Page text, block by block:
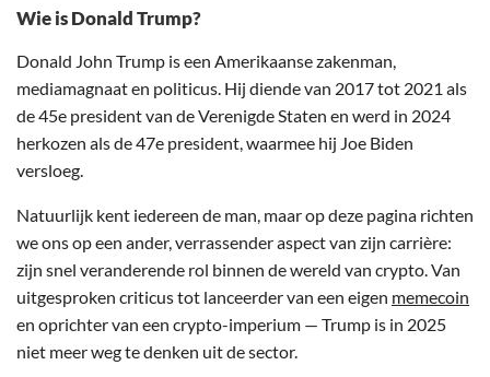
Wie is Donald Trump?
Donald John Trump is een Amerikaanse zakenman,
mediamagnaat en politicus. Hij diende van 2017 tot 2021 als
de 45e president van de Verenigde Staten en werd in 2024
herkozen als de 47e president, waarmee hij Joe Biden
versloeg.
Natuurlijk kent iedereen de man, maar op deze pagina richten
we ons op een ander, verrassender aspect van zijn carrière:
zijn snel veranderende rol binnen de wereld van crypto. Van
uitgesproken criticus tot lanceerder van een eigen memecoin
en oprichter van een crypto-imperium — Trump is in 2025
niet meer weg te denken uit de sector.